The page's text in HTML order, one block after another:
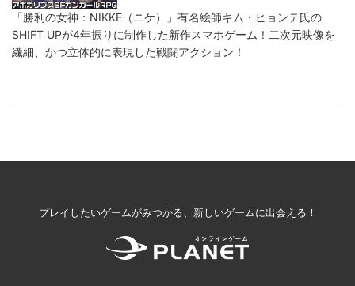
「勝利の女神：NIKKE（ニケ）」有名絵師キム・ヒョンテ氏の
SHIFT UPが4年振りに制作した新作スマホゲーム！二次元映像を
繊細、かつ立体的に表現した戦闘アクション！
プレイしたいゲームがみつかる、新しいゲームに出会える！